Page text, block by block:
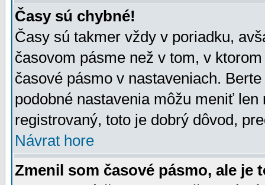
Časy sú chybné!
Časy sú takmer vždy v poriadku,
časovom pásme než v tom, v
časové pásmo v nastaveniach.
podobné nastavenia môžu meniť
registrovaný, toto je dobrý dôvod,
Návrat hore
Zmenil som časové pásmo, ale je